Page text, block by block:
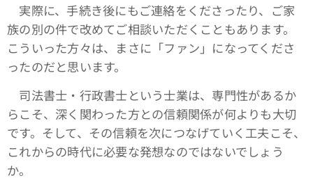
実際に、手続き後にもご連絡をくださったり、ご家
族の別の件で改めてご相談いただくこともあります。
こういった方々は、まさに「ファン」になってくださ
ったのだと思います。
司法書士・行政書士という士業は、専門性があるか
らこそ、深く関わった方との信頼関係が何よりも大切
です。そして、その信頼を次につなげていく工夫こそ、
これからの時代に必要な発想なのではないでしょう
か。